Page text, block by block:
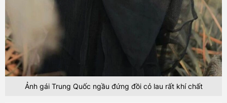
Ảnh gái Trung Quốc ngầu đứng đồi cỏ lau rất khí chất